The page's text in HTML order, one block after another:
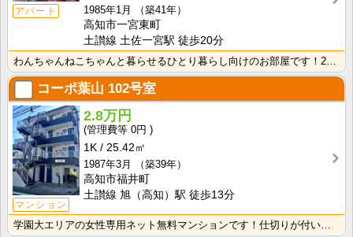
アパート
1985年1月
（築41年）
高知市一宮東町
土讃線 土佐一宮駅 徒歩20分
コーポ葉山 102号室
マンション
2.8万円
0円
1K
25.42㎡
1987年3月
（築39年）
高知市福井町
土讃線 旭（高知）駅 徒歩13分